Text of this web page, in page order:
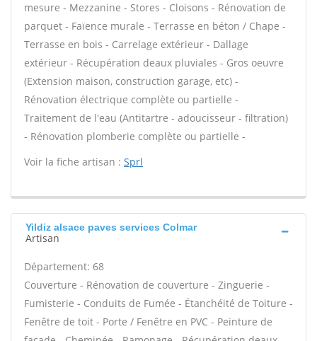
mesure - Mezzanine - Stores - Cloisons - Rénovation de
parquet - Faïence murale - Terrasse en béton / Chape -
Terrasse en bois - Carrelage extérieur - Dallage
extérieur - Récupération deaux pluviales - Gros oeuvre
(Extension maison, construction garage, etc) -
Rénovation électrique complète ou partielle -
Traitement de l'eau (Antitartre - adoucisseur - filtration)
- Rénovation plomberie complète ou partielle -
Voir la fiche artisan : Sprl
Yildiz alsace paves services Colmar
Artisan
Département: 68
Couverture - Rénovation de couverture - Zinguerie -
Fumisterie - Conduits de Fumée - Étanchéité de Toiture -
Fenêtre de toit - Porte / Fenêtre en PVC - Peinture de